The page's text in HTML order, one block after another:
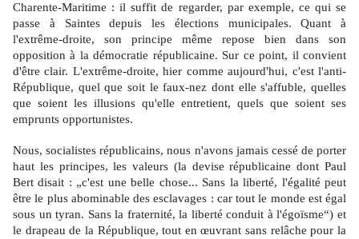
Charente-Maritime : il suffit de regarder, par exemple, ce qui se
passe à Saintes depuis les élections municipales. Quant à
l'extrême-droite, son principe même repose bien dans son
opposition à la démocratie républicaine. Sur ce point, il convient
d'être clair. L'extrême-droite, hier comme aujourd'hui, c'est l'anti-
République, quel que soit le faux-nez dont elle s'affuble, quelles
que soient les illusions qu'elle entretient, quels que soient ses
emprunts opportunistes.
Nous, socialistes républicains, nous n'avons jamais cessé de porter
haut les principes, les valeurs (la devise républicaine dont Paul
Bert disait : „c'est une belle chose... Sans la liberté, l'égalité peut
être le plus abominable des esclavages : car tout le monde est égal
sous un tyran. Sans la fraternité, la liberté conduit à l'égoïsme“) et
le drapeau de la République, tout en œuvrant sans relâche pour la